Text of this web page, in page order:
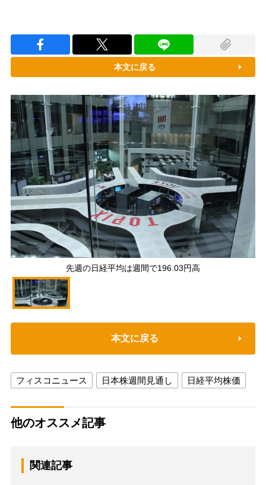
本文に戻る
先週の日経平均は週間で196.03円高
本文に戻る
フィスコニュース 日本株週間見通し 日経平均株価
他のオススメ記事
関連記事